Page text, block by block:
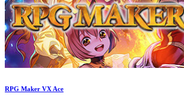
RPG Maker VX Ace